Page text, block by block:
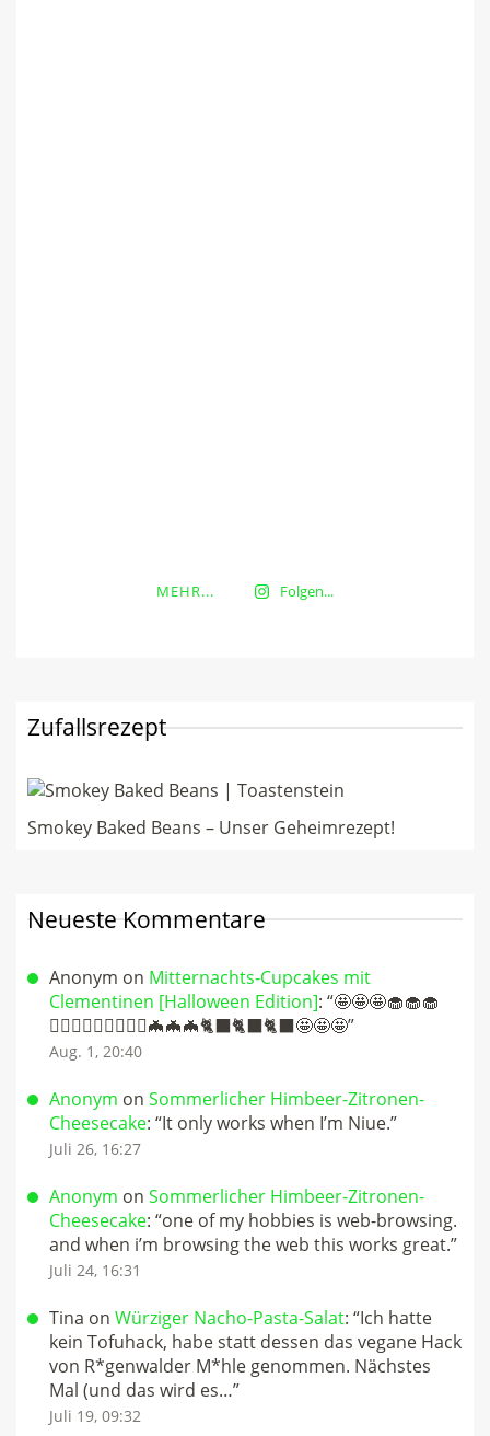
MEHR... Folgen...
Zufallsrezept
Smokey Baked Beans – Unser Geheimrezept!
Neueste Kommentare
Anonym on Mitternachts-Cupcakes mit
Clementinen [Halloween Edition]: “🤩🤩🤩🧁🧁🧁
🧛🏻‍♀️🧛🏻‍♀️🧛🏻‍♀️🦇🦇🦇🐈‍⬛🐈‍⬛🐈‍⬛🤩🤩🤩”
Aug. 1, 20:40
Anonym on Sommerlicher Himbeer-Zitronen-
Cheesecake: “It only works when I’m Niue.”
Juli 26, 16:27
Anonym on Sommerlicher Himbeer-Zitronen-
Cheesecake: “one of my hobbies is web-browsing.
and when i’m browsing the web this works great.”
Juli 24, 16:31
Tina on Würziger Nacho-Pasta-Salat: “Ich hatte
kein Tofuhack, habe statt dessen das vegane Hack
von R*genwalder M*hle genommen. Nächstes
Mal (und das wird es…”
Juli 19, 09:32